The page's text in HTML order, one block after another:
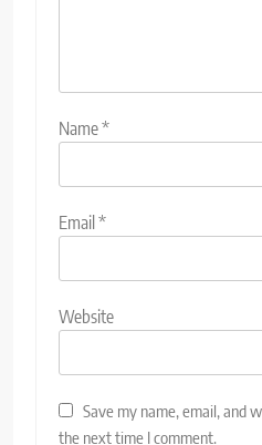
Name*
Email *
Website
Save my name, email, and
the next time I comment.